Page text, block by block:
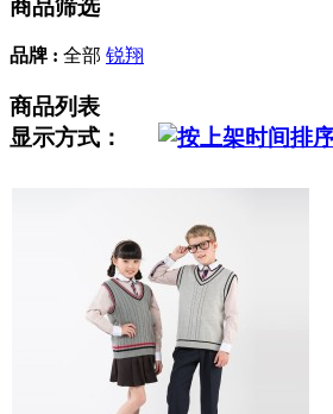
商品筛选
品牌 : 全部 锐翔
商品列表
显示方式：